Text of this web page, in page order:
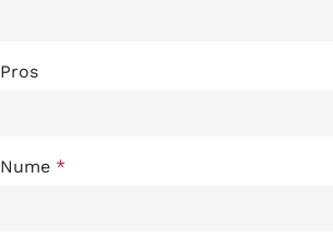
Pros
Nume *